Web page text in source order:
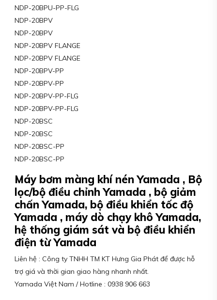
NDP-20BPU-PP-FLG
NDP-20BPV
NDP-20BPV
NDP-20BPV FLANGE
NDP-20BPV FLANGE
NDP-20BPV-PP
NDP-20BPV-PP
NDP-20BPV-PP-FLG
NDP-20BPV-PP-FLG
NDP-20BSC
NDP-20BSC
NDP-20BSC-PP
NDP-20BSC-PP
Máy bơm màng khí nén Yamada , Bộ
lọc/bộ điều chỉnh Yamada , bộ giảm
chấn Yamada, bộ điều khiển tốc độ
Yamada , máy dò chạy khô Yamada,
hệ thống giám sát và bộ điều khiển
điện từ Yamada
Liên hệ : Công ty TNHH TM KT Hưng Gia Phát để được hỗ
trợ giá và thời gian giao hàng nhanh nhất.
Yamada Việt Nam / Hotline : 0938 906 663